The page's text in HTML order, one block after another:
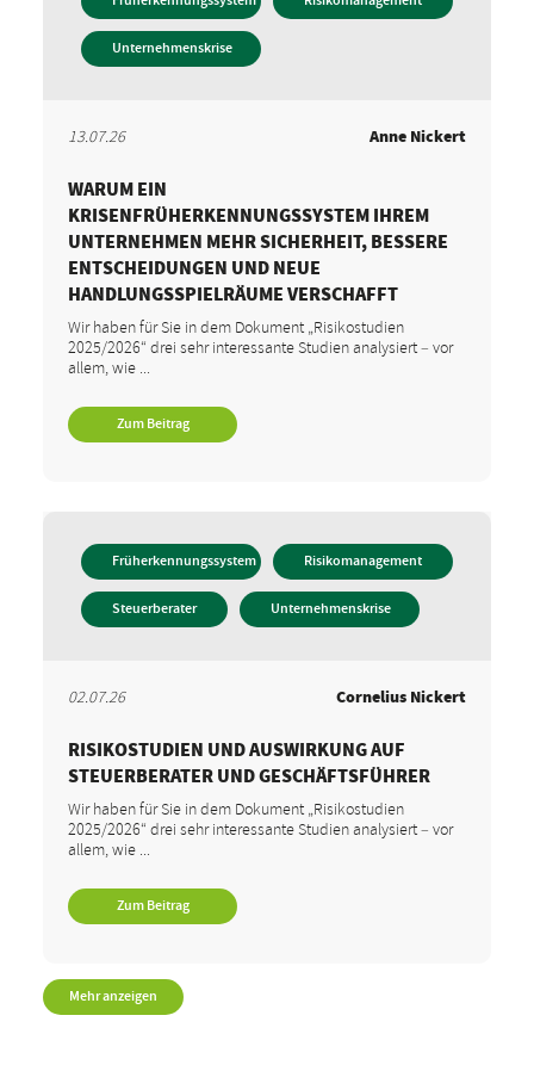
Unternehmenskrise
13.07.26 Anne Nickert
WARUM EIN
KRISENFRÜHERKENNUNGSSYSTEM IHREM
UNTERNEHMEN MEHR SICHERHEIT, BESSERE
ENTSCHEIDUNGEN UND NEUE
HANDLUNGSSPIELRÄUME VERSCHAFFT
Wir haben für Sie in dem Dokument „Risikostudien
2025/2026“ drei sehr interessante Studien analysiert – vor
allem, wie ...
Zum Beitrag
Früherkennungssystem Risikomanagement
Steuerberater Unternehmenskrise
02.07.26 Cornelius Nickert
RISIKOSTUDIEN UND AUSWIRKUNG AUF
STEUERBERATER UND GESCHÄFTSFÜHRER
Wir haben für Sie in dem Dokument „Risikostudien
2025/2026“ drei sehr interessante Studien analysiert – vor
allem, wie ...
Zum Beitrag
Mehr anzeigen